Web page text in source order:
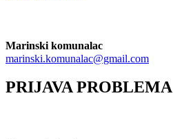
Marinski komunalac
marinski.komunalac@gmail.com
PRIJAVA PROBLEMA